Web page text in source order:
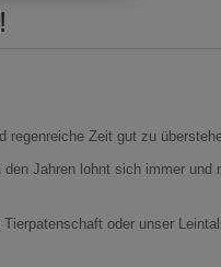
regenreiche Zeit gut zu
Jahren lohnt sich immer und
oder unser